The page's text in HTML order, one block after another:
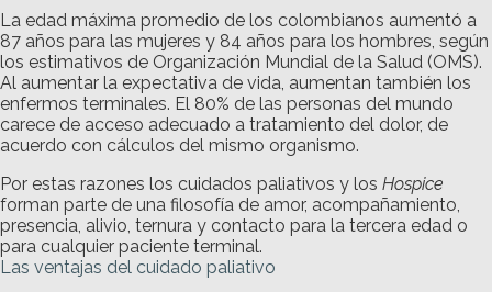
La edad máxima promedio de los colombianos aumentó a
87 años para las mujeres y 84 años para los hombres, según
los estimativos de Organización Mundial de la Salud (OMS).
Al aumentar la expectativa de vida, aumentan también los
enfermos terminales. El 80% de las personas del mundo
carece de acceso adecuado a tratamiento del dolor, de
acuerdo con cálculos del mismo organismo.
Por estas razones los cuidados paliativos y los Hospice
forman parte de una filosofía de amor, acompañamiento,
presencia, alivio, ternura y contacto para la tercera edad o
para cualquier paciente terminal.
Las ventajas del cuidado paliativo